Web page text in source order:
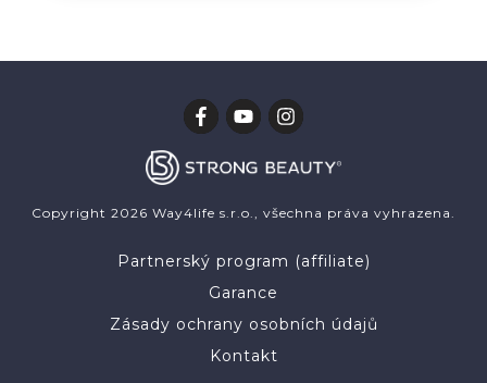
Partnerský program (affiliate)
Garance
Zásady ochrany osobních údajů
Kontakt
Copyright 2026 Way4life s.r.o. , všechna práva vyhrazena.